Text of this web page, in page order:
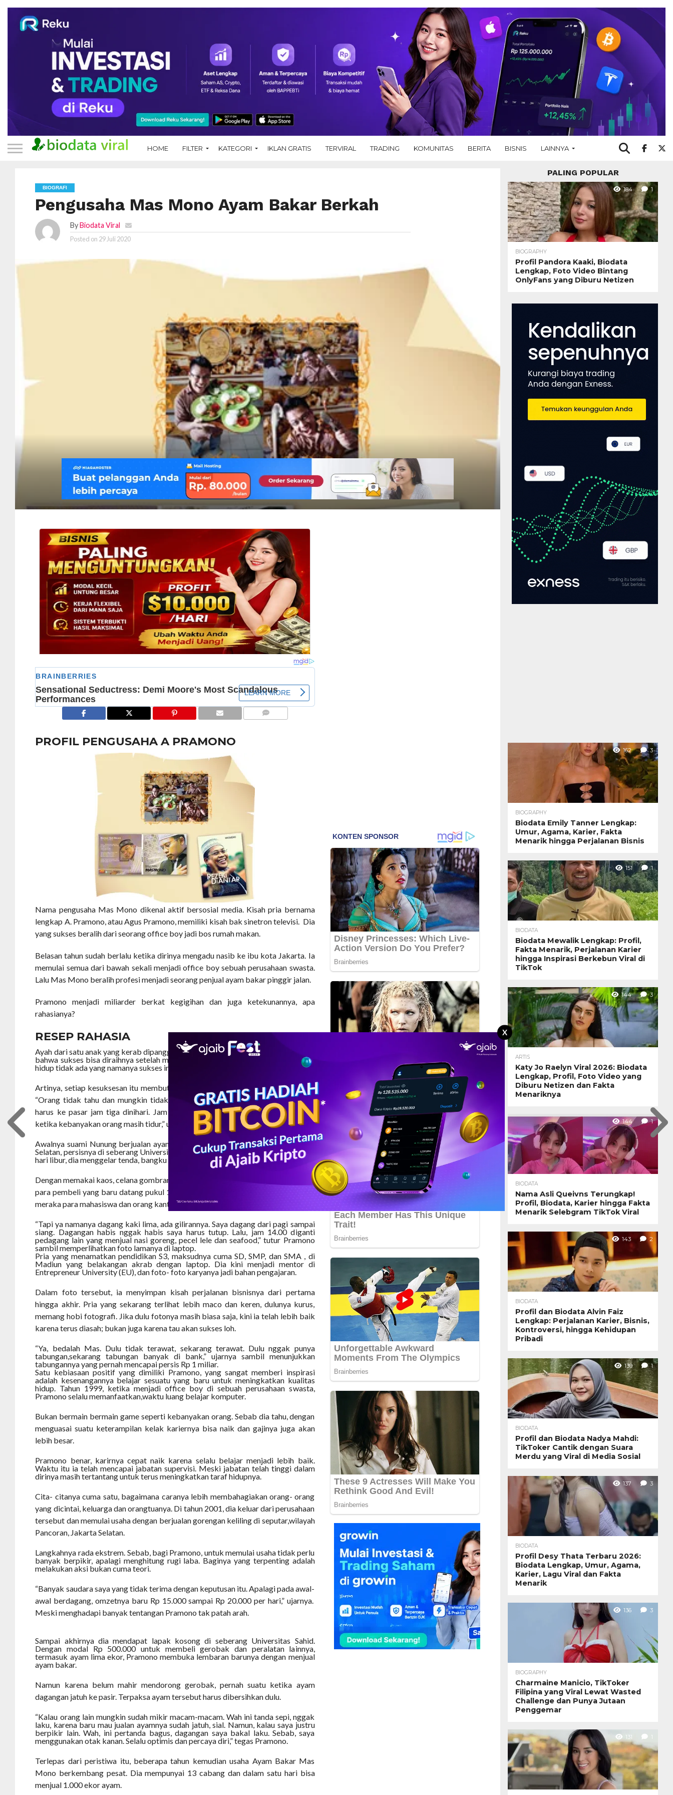
X
HOME FILTER KATEGORI IKLAN GRATIS TERVIRAL TRADING KOMUNITAS BERITA BISNIS LAINNYA
BIOGRAFI
Pengusaha Mas Mono Ayam Bakar Berkah
By Biodata Viral
Posted on 29 Juli 2020
PROFIL PENGUSAHA A PRAMONO
Nama pengusaha Mas Mono dikenal aktif bersosial media. Kisah pria bernama
lengkap A. Pramono, atau Agus Pramono, memiliki kisah bak sinetron televisi. Dia
yang sukses beralih dari seorang office boy jadi bos rumah makan.
Belasan tahun sudah berlalu ketika dirinya mengadu nasib ke ibu kota Jakarta. Ia
memulai semua dari bawah sekali menjadi office boy sebuah perusahaan swasta.
Lalu Mas Mono beralih profesi menjadi seorang penjual ayam bakar pinggir jalan.
Pramono menjadi miliarder berkat kegigihan dan juga ketekunannya, apa
rahasianya?
RESEP RAHASIA
Ayah dari satu anak yang kerab dipanggil Mas Mono ini baru- baru menambahkan
bahwa sukses bisa diraihnya setelah melewati proses panjang. Ia meyakini dalam
hidup tidak ada yang namanya sukses instant.
Artinya, setiap kesuksesan itu membutuhkan perjuangan untuk mendapatkannya.
“Orang tidak tahu dan mungkin tidak mau tahu, ketika memulai usaha ini saya
harus ke pasar jam tiga dinihari. Jam empat subuh sudah menyalakan kompor,
ketika kebanyakan orang masih tidur,” ujar Pramono.
Awalnya suami Nunung berjualan ayam bakar di pinggir Jalan Soepomo, Jakarta
Selatan, persisnya di seberang Universitas Sahid. Di tempat itu, setiap hari-kecuali
hari libur, dia menggelar tenda, bangku dan meja untuk berdagang.
Dengan memakai kaos, celana gombrang dan sandal jepit, Pramono setia melayani
para pembeli yang baru datang pukul 14.00. Sebagian pembeli warungnya adalah
meraka para mahasiswa dan orang kantoran yang bekerja di wilayah tersebut.
“Tapi ya namanya dagang kaki lima, ada gilirannya. Saya dagang dari pagi sampai
siang. Dagangan habis nggak habis saya harus tutup. Lalu, jam 14.00 diganti
pedagang lain yang menjual nasi goreng, pecel lele dan seafood,” tutur Pramono
sambil memperlihatkan foto lamanya di laptop.
Pria yang menamatkan pendidikan S3, maksudnya cuma SD, SMP, dan SMA , di
Madiun yang belakangan akrab dengan laptop. Dia kini menjadi mentor di
Entrepreneur University (EU), dan foto- foto karyanya jadi bahan pengajaran.
Dalam foto tersebut, ia menyimpan kisah perjalanan bisnisnya dari pertama
hingga akhir. Pria yang sekarang terlihat lebih maco dan keren, dulunya kurus,
memang hobi fotografi. Jika dulu fotonya masih biasa saja, kini ia telah lebih baik
karena terus diasah; bukan juga karena tau akan sukses loh.
“Ya, bedalah Mas. Dulu tidak terawat, sekarang terawat. Dulu nggak punya
tabungan,sekarang tabungan banyak di bank,” ujarnya sambil menunjukkan
tabungannya yang pernah mencapai persis Rp 1 miliar.
Satu kebiasaan positif yang dimiliki Pramono, yang sangat memberi inspirasi
adalah kesenangannya belajar sesuatu yang baru untuk meningkatkan kualitas
hidup. Tahun 1999, ketika menjadi office boy di sebuah perusahaan swasta,
Pramono selalu memanfaatkan,waktu luang belajar komputer.
Bukan bermain bermain game seperti kebanyakan orang. Sebab dia tahu, dengan
menguasai suatu keterampilan kelak kariernya bisa naik dan gajinya juga akan
lebih besar.
Pramono benar, karirnya cepat naik karena selalu belajar menjadi lebih baik.
Waktu itu ia telah mencapai jabatan supervisi. Meski jabatan telah tinggi dalam
dirinya masih tertantang untuk terus meningkatkan taraf hidupnya.
Cita- citanya cuma satu, bagaimana caranya lebih membahagiakan orang- orang
yang dicintai, keluarga dan orangtuanya. Di tahun 2001, dia keluar dari perusahaan
tersebut dan memulai usaha dengan berjualan gorengan keliling di seputar,wilayah
Pancoran, Jakarta Selatan.
Langkahnya rada ekstrem. Sebab, bagi Pramono, untuk memulai usaha tidak perlu
banyak berpikir, apalagi menghitung rugi laba. Baginya yang terpenting adalah
melakukan aksi bukan cuma teori.
“Banyak saudara saya yang tidak terima dengan keputusan itu. Apalagi pada awal-
awal berdagang, omzetnya baru Rp 15.000 sampai Rp 20.000 per hari,” ujarnya.
Meski menghadapi banyak tentangan Pramono tak patah arah.
Sampai akhirnya dia mendapat lapak kosong di seberang Universitas Sahid.
Dengan modal Rp 500.000 untuk membeli gerobak dan peralatan lainnya,
termasuk ayam lima ekor, Pramono membuka lembaran barunya dengan menjual
ayam bakar.
Namun karena belum mahir mendorong gerobak, pernah suatu ketika ayam
dagangan jatuh ke pasir. Terpaksa ayam tersebut harus dibersihkan dulu.
“Kalau orang lain mungkin sudah mikir macam-macam. Wah ini tanda sepi, nggak
laku, karena baru mau jualan ayamnya sudah jatuh, sial. Namun, kalau saya justru
berpikir lain. Wah, ini pertanda bagus, dagangan saya bakal laku. Sebab, saya
menggunakan otak kanan. Selalu optimis dan percaya diri,” tegas Pramono.
Terlepas dari peristiwa itu, beberapa tahun kemudian usaha Ayam Bakar Mas
Mono berkembang pesat. Dia mempunyai 13 cabang dan dalam satu hari bisa
menjual 1.000 ekor ayam.
PALING POPULAR
184 1
BIOGRAPHY
Profil Pandora Kaaki, Biodata
Lengkap, Foto Video Bintang
OnlyFans yang Diburu Netizen
162 3
BIOGRAPHY
Biodata Emily Tanner Lengkap:
Umur, Agama, Karier, Fakta
Menarik hingga Perjalanan Bisnis
151 1
BIODATA
Biodata Mewalik Lengkap: Profil,
Fakta Menarik, Perjalanan Karier
hingga Inspirasi Berkebun Viral di
TikTok
144 3
ARTIS
Katy Jo Raelyn Viral 2026: Biodata
Lengkap, Profil, Foto Video yang
Diburu Netizen dan Fakta
Menariknya
144 1
BIODATA
Nama Asli Queivns Terungkap!
Profil, Biodata, Karier hingga Fakta
Menarik Selebgram TikTok Viral
143 2
BIODATA
Profil dan Biodata Alvin Faiz
Lengkap: Perjalanan Karier, Bisnis,
Kontroversi, hingga Kehidupan
Pribadi
139 1
BIODATA
Profil dan Biodata Nadya Mahdi:
TikToker Cantik dengan Suara
Merdu yang Viral di Media Sosial
137 3
BIODATA
Profil Desy Thata Terbaru 2026:
Biodata Lengkap, Umur, Agama,
Karier, Lagu Viral dan Fakta
Menarik
136 3
BIOGRAPHY
Charmaine Manicio, TikToker
Filipina yang Viral Lewat Wasted
Challenge dan Punya Jutaan
Penggemar
131 1